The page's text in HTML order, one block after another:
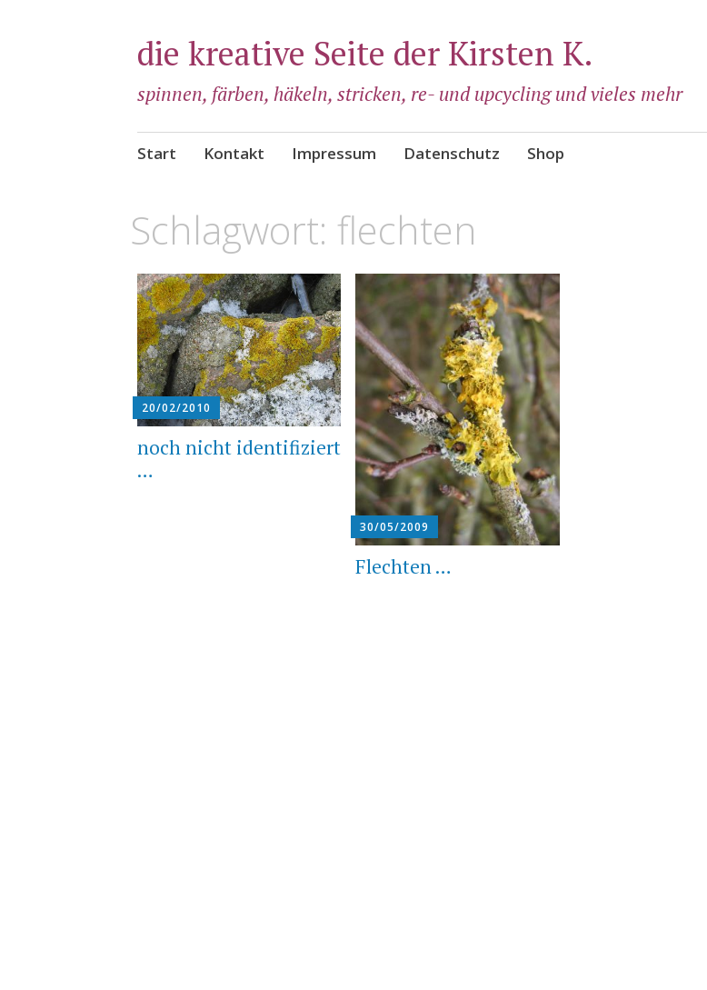
die kreative Seite der Kirsten K.
spinnen, färben, häkeln, stricken, re- und upcycling und vieles mehr
Zum
Start Kontakt Impressum Datenschutz Shop
Schlagwort: flechten
20/02/2010
noch nicht identifiziert
…
30/05/2009
Flechten …